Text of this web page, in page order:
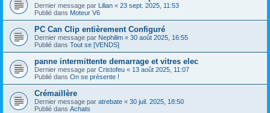
Dernier message par Lilian « 23 sept. 2025, 11:53
Publié dans Moteur V6
PC Can Clip entièrement Configuré
Dernier message par Nephilim « 30 août 2025, 16:55
Publié dans Tout se [VENDS]
panne intermittente demarrage et vitres elec
Dernier message par Cristofeu « 13 août 2025, 11:07
Publié dans On se présente !
Crémaillère
Dernier message par atrebate « 30 juil. 2025, 18:50
Publié dans Achats